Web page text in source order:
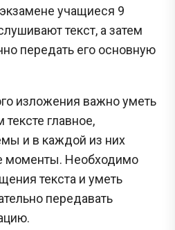
учащиеся 9
текст, а затем
передать его основную
изложения важно уметь
главное,
и в каждой из них
моменты. Необходимо
текста и уметь
передавать